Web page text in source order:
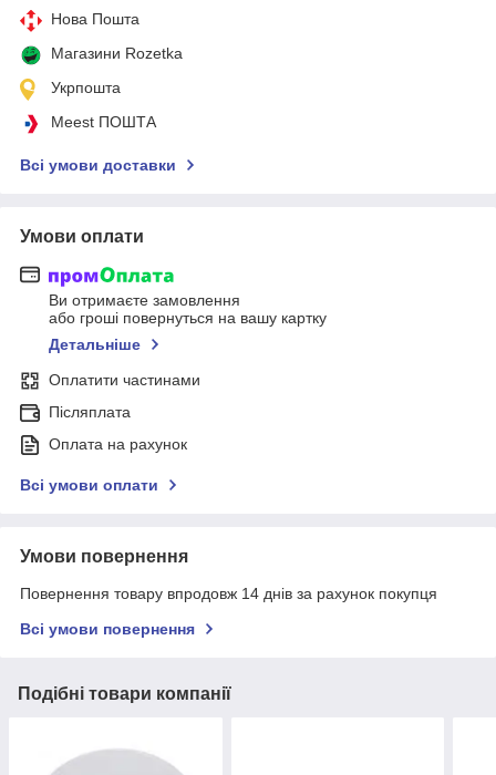
Нова Пошта
Магазини Rozetka
Укрпошта
Meest ПОШТА
Всі умови доставки
Умови оплати
Ви отримаєте замовлення
або гроші повернуться на вашу картку
Детальніше
Оплатити частинами
Післяплата
Оплата на рахунок
Всі умови оплати
Умови повернення
Повернення товару впродовж 14 днів за рахунок покупця
Всі умови повернення
Подібні товари компанії